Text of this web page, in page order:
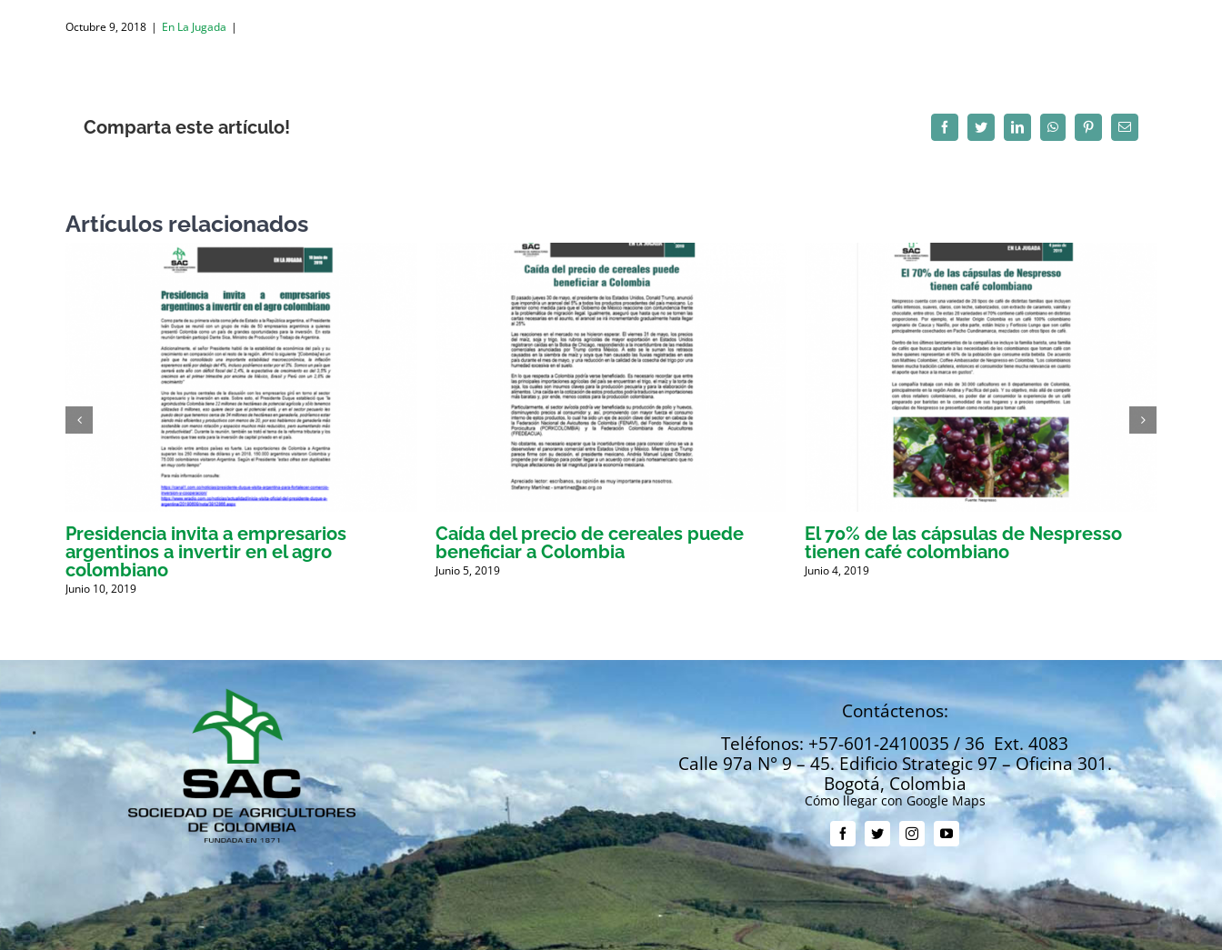
Octubre 9, 2018 | En La Jugada |
Comparta este artículo! FacebookTwitterLinkedInWhatsAppPinterestCorreo
electrónico
Artículos relacionados
Presidencia invita a empresarios
argentinos a invertir en el agro
colombiano
Junio 10, 2019
Caída del precio de cereales puede
beneficiar a Colombia
Junio 5, 2019
El 70% de las cápsulas de Nespresso
tienen café colombiano
Junio 4, 2019
Contáctenos:
Teléfonos: +57-601-2410035 / 36 Ext. 4083
Calle 97a N° 9 – 45. Edificio Strategic 97 – Oficina 301.
Bogotá, Colombia
Cómo llegar con Google Maps